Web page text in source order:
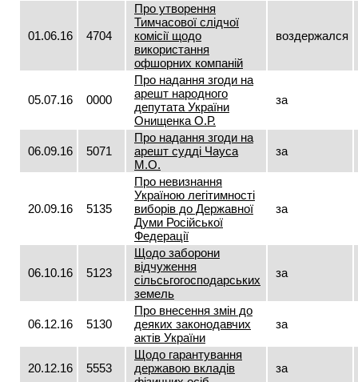
01.06.16 4704
Про утворення
Тимчасової слідчої
комісії щодо
використання
офшорних компаній
воздержался
05.07.16 0000
Про надання згоди на
арешт народного
депутата України
Онищенка О.Р.
за
06.09.16 5071
Про надання згоди на
арешт судді Чауса
М.О.
за
20.09.16 5135
Про невизнання
Україною легітимності
виборів до Державної
Думи Російської
Федерації
за
06.10.16 5123
Щодо заборони
відчуження
сільсьгогосподарських
земель
за
06.12.16 5130
Про внесення змін до
деяких законодавчих
актів України
за
20.12.16 5553
Щодо гарантування
державою вкладів
за